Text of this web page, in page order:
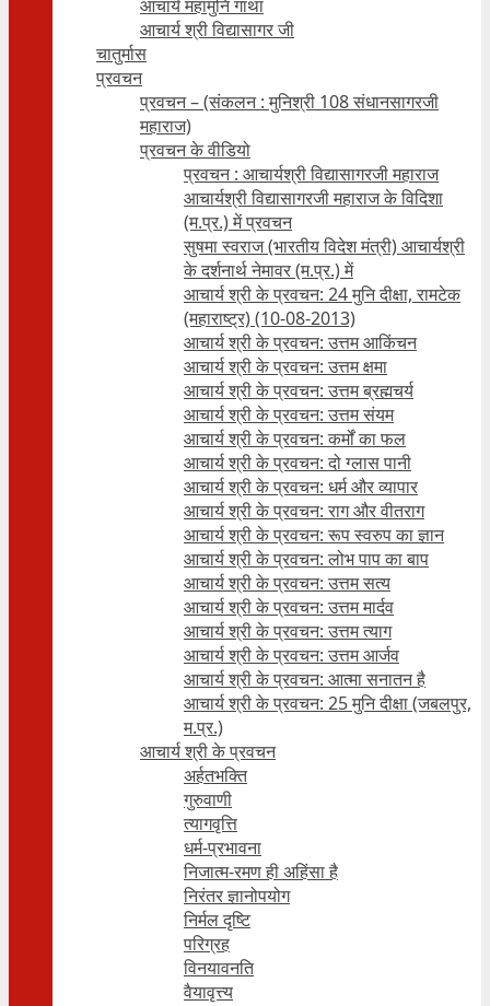
आचार्य महामुनि गाथा
आचार्य श्री विद्यासागर जी
चातुर्मास
प्रवचन
प्रवचन – (संकलन : मुनिश्री 108 संधानसागरजी
महाराज)
प्रवचन के वीडियो
प्रवचन : आचार्यश्री ‍विद्यासागरजी महाराज
आचार्यश्री विद्यासागरजी महाराज के विदिशा
(म.प्र.) में प्रवचन
सुषमा स्वराज (भारतीय विदेश मंत्री) आचार्यश्री
के दर्शनार्थ नेमावर (म.प्र.) में
आचार्य श्री के प्रवचन: 24 मुनि दीक्षा, रामटेक
(महाराष्ट्र) (10-08-2013)
आचार्य श्री के प्रवचन: उत्तम आकिंचन
आचार्य श्री के प्रवचन: उत्तम क्षमा
आचार्य श्री के प्रवचन: उत्तम ब्रह्मचर्य
आचार्य श्री के प्रवचन: उत्तम संयम
आचार्य श्री के प्रवचन: कर्मों का फल
आचार्य श्री के प्रवचन: दो ग्लास पानी
आचार्य श्री के प्रवचन: धर्म और व्यापार
आचार्य श्री के प्रवचन: राग और वीतराग
आचार्य श्री के प्रवचन: रूप स्वरुप का ज्ञान
आचार्य श्री के प्रवचन: लोभ पाप का बाप
आचार्य श्री के प्रवचन: उत्तम सत्य
आचार्य श्री के प्रवचन: उत्तम मार्दव
आचार्य श्री के प्रवचन: उत्तम त्याग
आचार्य श्री के प्रवचन: उत्तम आर्जव
आचार्य श्री के प्रवचन: आत्मा सनातन है
आचार्य श्री के प्रवचन: 25 मुनि दीक्षा (जबलपुर,
म.प्र.)
आचार्य श्री के प्रवचन
अर्हतभक्ति
गुरुवाणी
त्यागवृत्ति
धर्म-प्रभावना
निजात्म-रमण ही अहिंसा है
निरंतर ज्ञानोपयोग
निर्मल दृष्टि
परिग्रह
विनयावनति
वैयावृत्त्य